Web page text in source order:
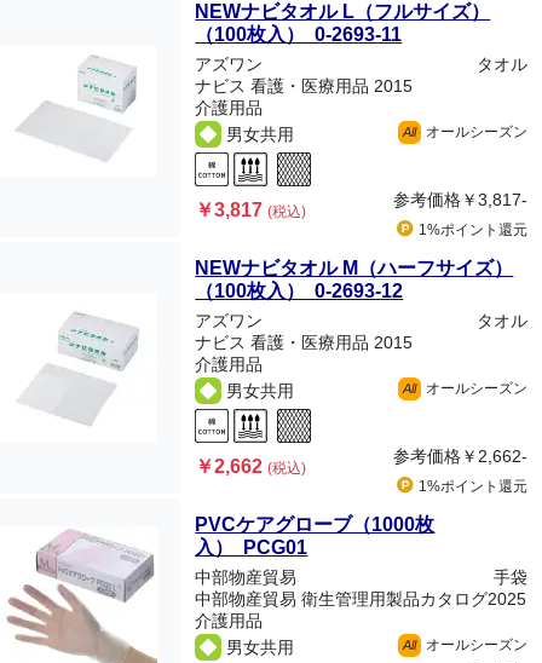
NEWナビタオル L（フルサイズ）
（100枚入） 0-2693-11
アズワン
タオル
ナビス 看護・医療用品 2015
介護用品
男女共用
All オールシーズン
￥3,817(税込)
参考価格￥3,817-
1%ポイント 還元
NEWナビタオル M（ハーフサイズ）
（100枚入） 0-2693-12
アズワン
タオル
ナビス 看護・医療用品 2015
介護用品
男女共用
All オールシーズン
￥2,662(税込)
参考価格￥2,662-
1%ポイント 還元
PVCケアグローブ（1000枚
入） PCG01
中部物産貿易
手袋
中部物産貿易 衛生管理用製品カタログ2025
介護用品
男女共用
All オールシーズン